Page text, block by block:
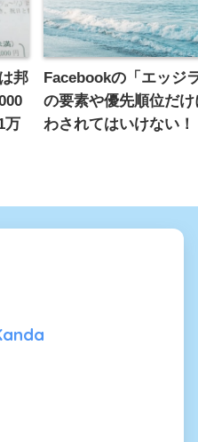
邦
万
Facebookの「エッジ
の要素や優先順位だ
わされてはいけない！